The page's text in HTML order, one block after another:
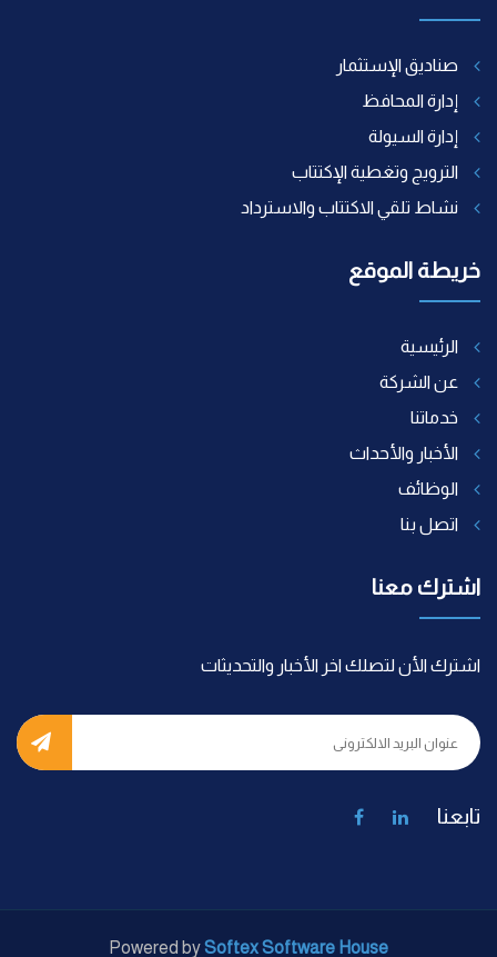
صناديق الإستثمار
إدارة المحافظ
إدارة السيولة
الترويج وتغطية الإكتتاب
نشاط تلقي الاكتتاب والاسترداد
خريطة الموقع
الرئيسية
عن الشركة
خدماتنا
الأخبار والأحداث
الوظائف
اتصل بنا
اشترك معنا
اشترك الأن لتصلك اخر الأخبار والتحديثات
تابعنا
Powered bySoftex Software House